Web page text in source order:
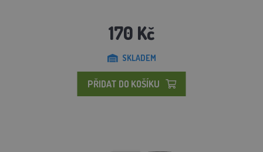
170 Kč
SKLADEM
PŘIDAT DO KOŠÍKU